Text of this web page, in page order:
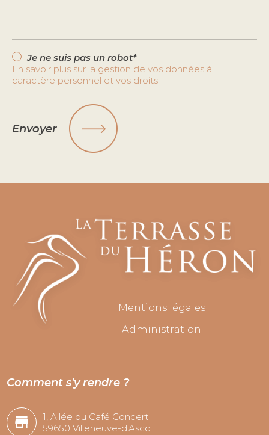
Je ne suis pas un robot*
En savoir plus sur la gestion de vos données à
caractère personnel et vos droits
Envoyer
Mentions légales
Administration
Comment s'y rendre ?
1, Allée du Café Concert
59650 Villeneuve-d'Ascq